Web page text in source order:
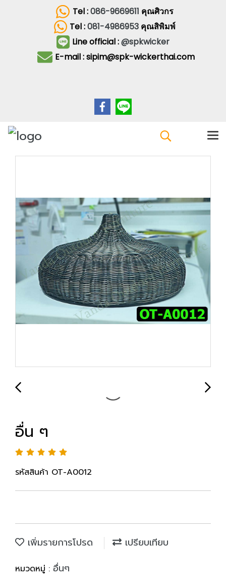
Tel :086-9669611 คุณศิวกร
Tel :081-4986953 คุณสิพิมพ์
Line official :@spkwicker
E-mail : sipim@spk-wickerthai.com
อื่น ๆ
รหัสสินค้า OT-A0012
เพิ่มรายการโปรด เปรียบเทียบ
หมวดหมู่ : อื่นๆ